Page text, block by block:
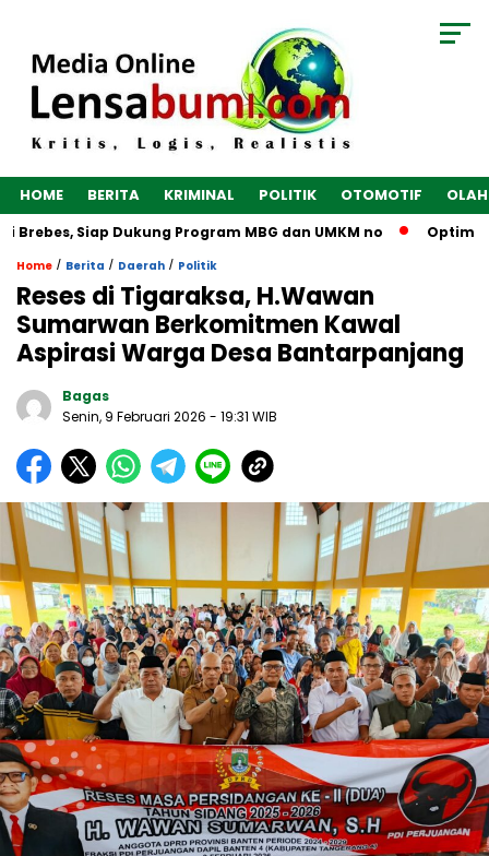
HOME BERITA KRIMINAL POLITIK OTOMOTIF
Siap Dukung Program MBG dan UMKM no
Home / Berita / Daerah / Politik
Reses di Tigaraksa, H.Wawan
Sumarwan Berkomitmen Kawal
Aspirasi Warga Desa Bantarpanjang ‎
Bagas
Senin, 9 Februari 2026 - 19:31 WIB